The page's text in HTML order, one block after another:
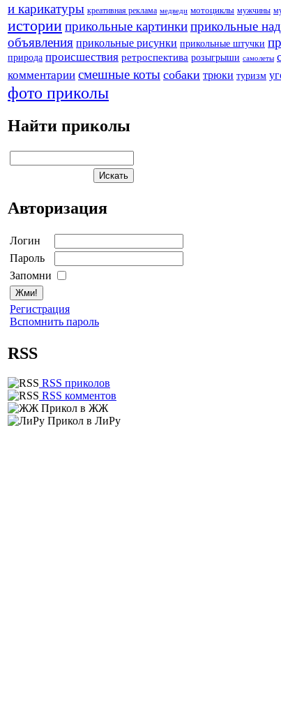
и карикатуры креативная реклама медведи мотоциклы мужчины
историиприкольные картинкиприкольные
объявления прикольные рисунки прикольные штучки
природа происшествия ретроспектива розыгрыши самолеты
комментарии смешные коты собаки трюки туризм
фото приколы
Найти приколы
Авторизация
Логин
Пароль
Запомни
Регистрация
Вспомнить пароль
RSS
RSS приколов
RSS комментов
Прикол в ЖЖ
Прикол в ЛиРу